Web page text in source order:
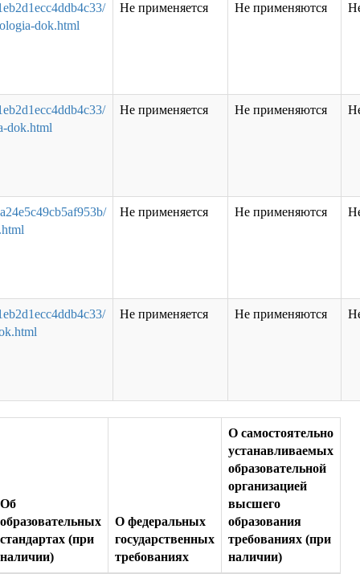
dok.html
Не применяется Не применяются
dok.html
Не применяется Не применяются
Не применяется Не применяются
Не применяется Не применяются
Об
образовательных
стандартах (при
наличии)
О федеральных
государственных
требованиях
О самостоятельно
устанавливаемых
образовательной
организацией
высшего
образования
требованиях (при
наличии)